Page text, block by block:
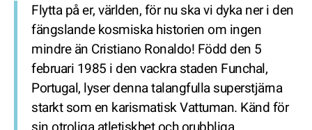
Flytta på er, världen, för nu ska vi dyka ner i den
fängslande kosmiska historien om ingen
mindre än Cristiano Ronaldo! Född den 5
februari 1985 i den vackra staden Funchal,
Portugal, lyser denna talangfulla superstjärna
starkt som en karismatisk Vattuman. Känd för